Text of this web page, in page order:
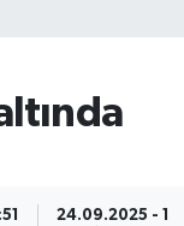
24.09.2025 -